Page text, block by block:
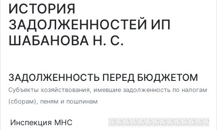
ИСТОРИЯ
ЗАДОЛЖЕННОСТЕЙ ИП
ШАБАНОВА Н. С.
ЗАДОЛЖЕННОСТЬ ПЕРЕД БЮДЖЕТОМ
Субъекты хозяйствования, имевшие задолженность по налогам
(сборам), пеням и пошлинам
Инспекция МНС